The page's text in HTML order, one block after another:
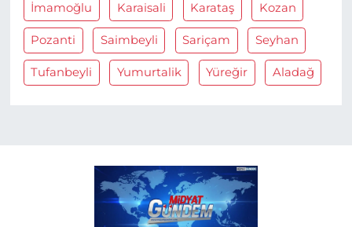
İmamoğlu Karaisali Karataş Kozan
Pozanti Saimbeyli Sariçam Seyhan
Tufanbeyli Yumurtalik Yüreğir Aladağ